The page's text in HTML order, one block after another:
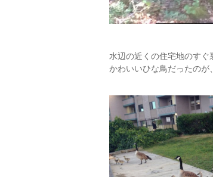
水辺の近くの住宅地のす
かわいいひな鳥だったのが